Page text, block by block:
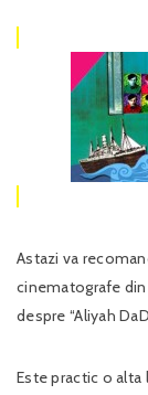
Astazi va
cinematografe din
despre “Aliyah
Este practic o alta